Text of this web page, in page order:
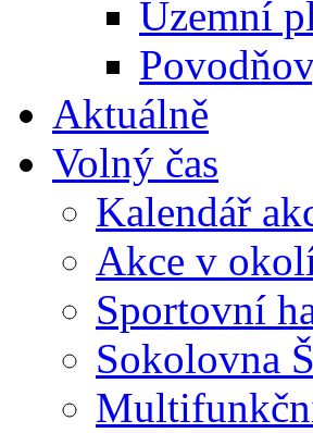
Územní
Aktuálně
Volný čas
Kalendář
Akce v
Sportovní
Sokolovna